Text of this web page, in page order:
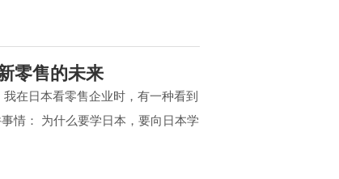
零售的未来
在日本看零售企业时，有一种看到
情： 为什么要学日本，要向日本学